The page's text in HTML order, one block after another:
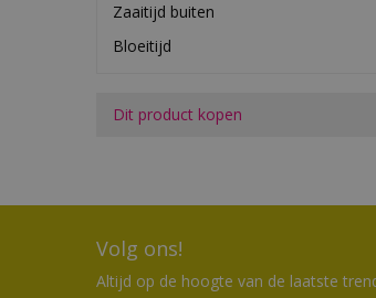
Zaaitijd buiten
Bloeitijd
Dit product kopen
Volg ons!
Altijd op de hoogte van de laatste